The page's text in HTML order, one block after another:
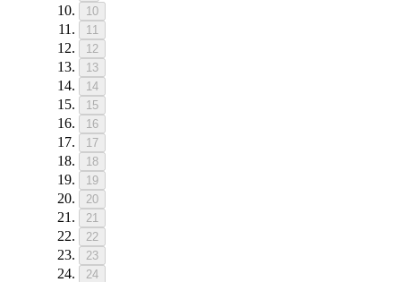
10
11
12
13
14
15
16
17
18
19
20
21
22
23
24